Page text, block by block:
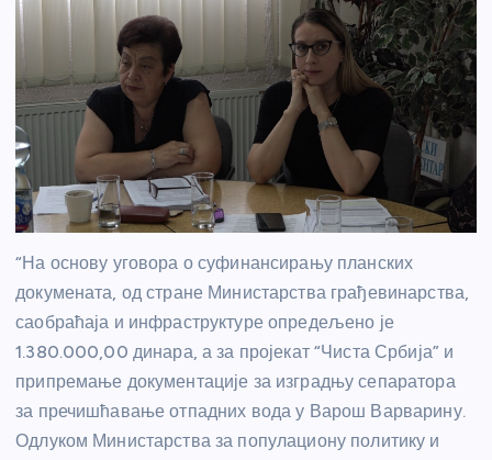
“На основу уговора о суфинансирању планских
докумената, од стране Министарства грађевинарства,
саобраћаја и инфраструктуре опредељено је
1.380.000,00 динара, а за пројекат “Чиста Србија” и
припремање документације за изградњу сепаратора
за пречишћавање отпадних вода у Варош Варварину.
Одлуком Министарства за популациону политику и